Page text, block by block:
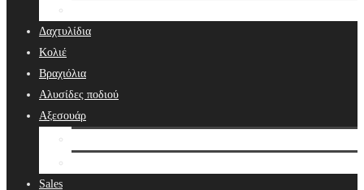
Δαχτυλίδια
Κολιέ
Βραχιόλια
Αλυσίδες ποδιού
Αξεσουάρ
Sales